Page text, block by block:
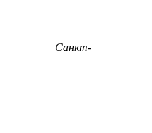
Санкт-